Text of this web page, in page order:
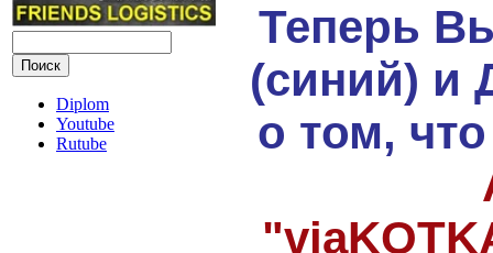
Diplom
Youtube
Rutube
Теперь
(синий) и
о том,